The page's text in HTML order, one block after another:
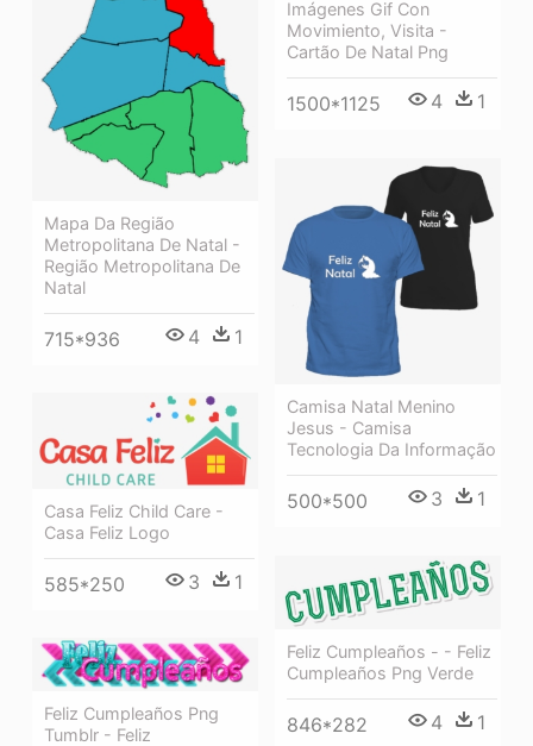
Mapa Da Região
Metropolitana De Natal -
Região Metropolitana De
Natal
715*936 4 1
Imágenes Gif Con
Movimiento, Visita -
Cartão De Natal Png
1500*1125 4 1
Camisa Natal Menino
Jesus - Camisa
Tecnologia Da Informação
500*500 3 1
Casa Feliz Child Care -
Casa Feliz Logo
585*250 3 1
Feliz Cumpleaños - - Feliz
Cumpleaños Png Verde
846*282 4 1
Feliz Cumpleaños Png
Tumblr - Feliz